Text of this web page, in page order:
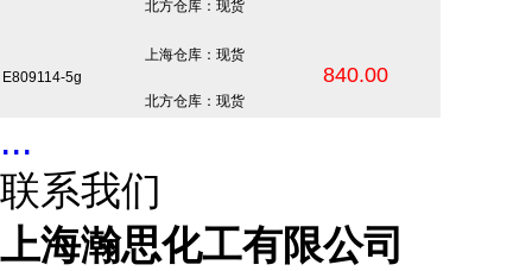
北方仓库：现货
E809114-5g
上海仓库：现货
北方仓库：现货
840.00
...
联系我们
上海瀚思化工有限公司